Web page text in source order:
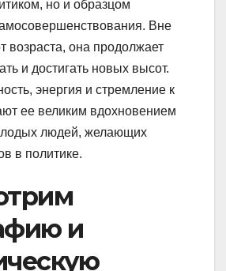
но и образцом
Вне
возраста, она продолжает
и достигать новых высот.
энергия и стремление к
ее великим вдохновением
людей, желающих
в политике.
и